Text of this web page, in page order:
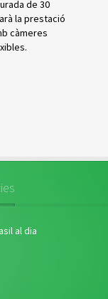
de 30
la prestació
càmeres
al dia